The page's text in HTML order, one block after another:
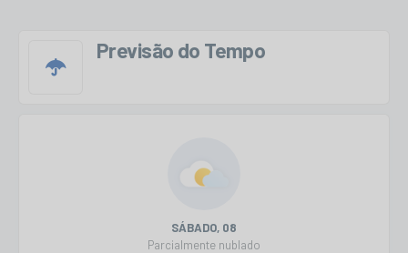
Previsão do Tempo
SÁBADO 08
Parcialmente nublado